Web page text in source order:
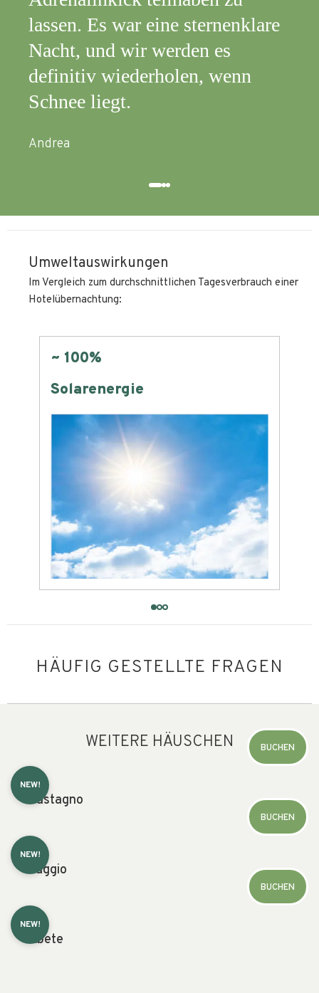
Umweltauswirkungen
Im Vergleich zum durchschnittlichen Tagesverbrauch einer
Hotelübernachtung:
Flächenverbrauch
HÄUFIG GESTELLTE FRAGEN
WEITERE HÄUSCHEN BUCHEN
NEW!
Castagno
BUCHEN
NEW!
Faggio
BUCHEN
NEW!
Abete